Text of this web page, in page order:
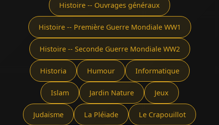
Histoire -- Ouvrages généraux
Histoire -- Première Guerre Mondiale WW1
Histoire -- Seconde Guerre Mondiale WW2
Historia Humour Informatique
Islam Jardin Nature Jeux
Judaïsme La Pléïade Le Crapouillot